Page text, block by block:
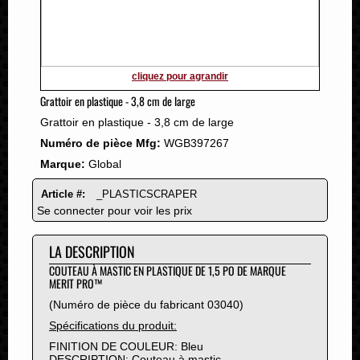
2008
2007
2006
2005
2004
2003
2002
2001
1999
1998
1997
1996
1995
1994
cliquez pour agrandir
Grattoir en plastique - 3,8 cm de large
Grattoir en plastique - 3,8 cm de large
Numéro de pièce Mfg: WGB397267
Marque: Global
Article #: _PLASTICSCRAPER
Se connecter pour voir les prix
LA DESCRIPTION
COUTEAU À MASTIC EN PLASTIQUE DE 1,5 PO DE MARQUE
MERIT PRO™
(Numéro de pièce du fabricant 03040)
Spécifications du produit:
FINITION DE COULEUR: Bleu